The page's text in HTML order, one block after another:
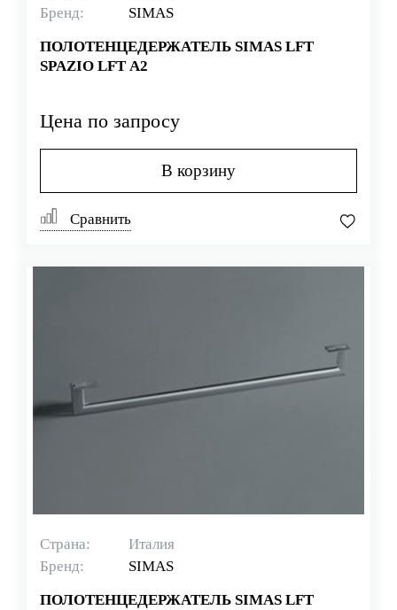
Бренд:
SIMAS
ПОЛОТЕНЦЕДЕРЖАТЕЛЬ SIMAS LFT
SPAZIO LFT A2
Цена по запросу
В корзину
Сравнить
Страна:
Италия
Бренд:
SIMAS
ПОЛОТЕНЦЕДЕРЖАТЕЛЬ SIMAS LFT